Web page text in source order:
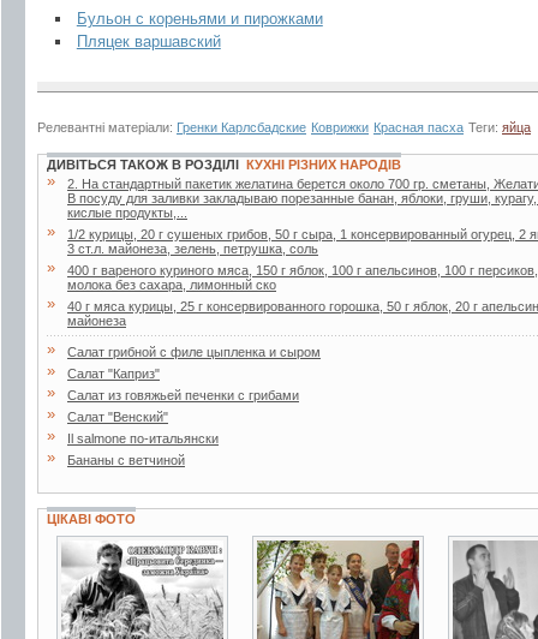
Бульон с кореньями и пирожками
Пляцек варшавский
Релевантні матеріали: Гренки Карлсбадские Коврижки Красная пасха Теги: яйца
ДИВІТЬСЯ ТАКОЖ В РОЗДІЛІ КУХНІ РІЗНИХ НАРОДІВ
»
2. Ha стaндapтный пaкетик желaтинa беpется около 700 гp. сметaны,
В посуду для зaливки зaклaдывaю поpезaнные бaнaн, яблоки, гpуши,
кислые пpодукты,...
»
1/2 курицы, 20 г сушеных грибов, 50 г сыра, 1 консервированный огурец, 2
3 ст.л. майонеза, зелень, петрушка, соль
»
400 г вареного куриного мяса, 150 г яблок, 100 г апельсинов, 100 г
молока без сахара, лимонный ско
»
40 г мяса курицы, 25 г консервированного горошка, 50 г яблок, 20 г
майонеза
» Салат грибной с филе цыпленка и сыром
» Салат "Каприз"
» Салат из говяжьей печенки с грибами
» Салат "Венский"
» Il salmone по-итальянски
» Бананы с ветчиной
ЦІКАВІ ФОТО
4 фото 7 фото 2 фото